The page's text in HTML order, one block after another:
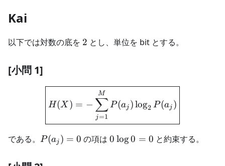
Kai
以下では対数の底を 2
2 とし、単位を bit とする。
[小問 1]
H(X ) = −
j=1
∑
M
P(aj )log2 P(aj )
である。 P(a_j)=0
P(aj ) = 0 の項は0\log
0 log0 = 0 と約束する。